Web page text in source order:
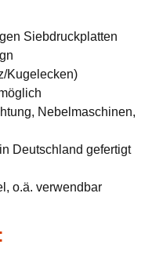
Siebdruckplatten
Kugelecken)
Nebelmaschinen,
Deutschland gefertigt
o.ä. verwendbar